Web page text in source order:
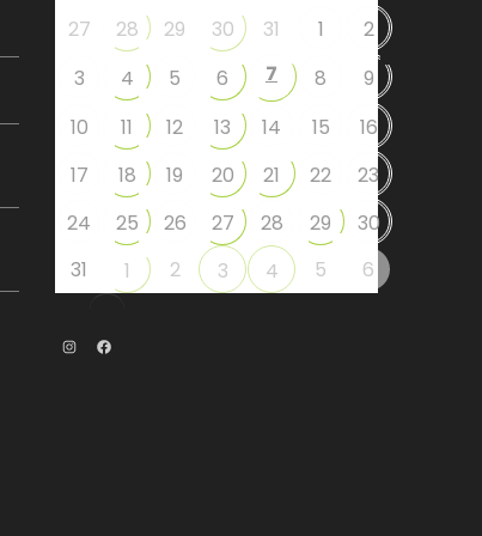
27 28 29 30 31 1
2
3
4 5 6 7 8
9
10
11 12 13 14 15
16
17
18 19 20 21 22
23
24
25 26 27 28 29
30
31
1 2 3 4 5 6